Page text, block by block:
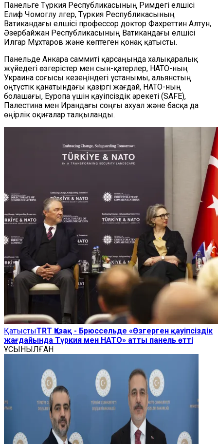
Панельге Түркия Республикасының Римдегі елшісі
Елиф Чомоглу Үлгер, Түркия Республикасының
Ватикандағы елшісі профессор доктор Фахреттин Алтун,
Әзербайжан Республикасының Ватикандағы елшісі
Илгар Мұхтаров және көптеген қонақ қатысты.
Панельде Анкара саммиті қарсаңында халықаралық
жүйедегі өзгерістер мен сын-қатерлер, НАТО-ның
Украина соғысы кезеңіндегі ұстанымы, альянстың
оңтүстік қанатындағы қазіргі жағдай, НАТО-ның
болашағы, Еуропа үшін қауіпсіздік әрекеті (SAFE),
Палестина мен Ирандағы соңғы ахуал және басқа да
өңірлік оқиғалар талқыланды.
ҚатыстыTRT Қазақ - Брюссельде «Өзгерген қауіпсіздік
жағдайында Түркия мен НАТО» атты панель өтті
ҰСЫНЫЛҒАН